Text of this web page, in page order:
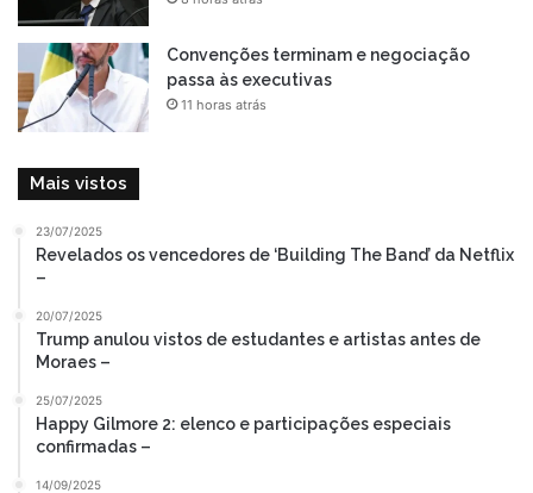
Convenções terminam e negociação
passa às executivas
11 horas atrás
Mais vistos
23/07/2025
Revelados os vencedores de ‘Building The Band’ da Netflix
–
20/07/2025
Trump anulou vistos de estudantes e artistas antes de
Moraes –
25/07/2025
Happy Gilmore 2: elenco e participações especiais
confirmadas –
14/09/2025